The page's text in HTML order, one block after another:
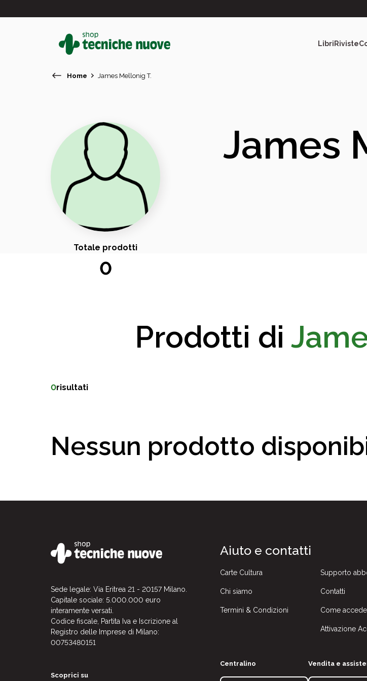
LibriRiviste
In primo piano
Home James Mellonig T.
Totale prodotti
0
James
Prodotti di
0risultati
Nessun prodotto
Sede legale: Via Eritrea 21 - 20157 Milano.
Capitale sociale: 5.000.000 euro
interamente versati.
Codice fiscale, Partita Iva e Iscrizione al
Registro delle Imprese di Milano:
00753480151
Scoprici su
Aiuto e contatti
Carte Cultura
Chi siamo
Termini & Condizioni
Supporto
Contatti
Come
Attivazione
Centralino Vendita e